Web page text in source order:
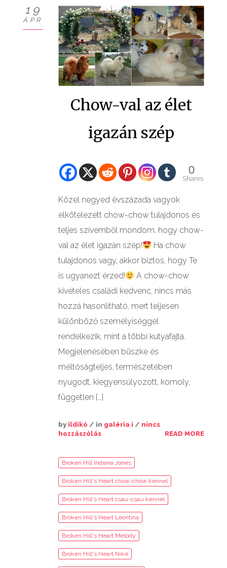
19
ÁPR
Chow-val az élet
igazán szép
0
Shares
Közel negyed évszázada vagyok
elkötelezett chow-chow tulajdonos és
teljes szívemből mondom, hogy chow-
val az élet igazán szép!
Ha chow
tulajdonos vagy, akkor biztos, hogy Te
is ugyanezt érzed!
A chow-chow
kivételes családi kedvenc, nincs más
hozzá hasonlítható, mert teljesen
különböző személyiséggel
rendelkezik, mint a többi kutyafajta.
Megjelenésében büszke és
méltóságteljes, természetében
nyugodt, kiegyensúlyozott, komoly,
független […]
by ildikó / in galéria i / nincs
hozzászólás
READ MORE
Broken Hill Indiana Jones
Broken Hill's Heart chow-chow kennel
Broken Hill's Heart csau-csau kennel
Broken Hill's Heart Leontina
Broken Hill's Heart Melody
Broken Hill's Heart Niké